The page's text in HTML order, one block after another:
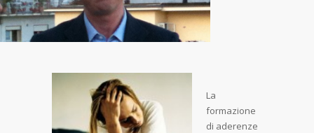
La
formazione
di aderenze